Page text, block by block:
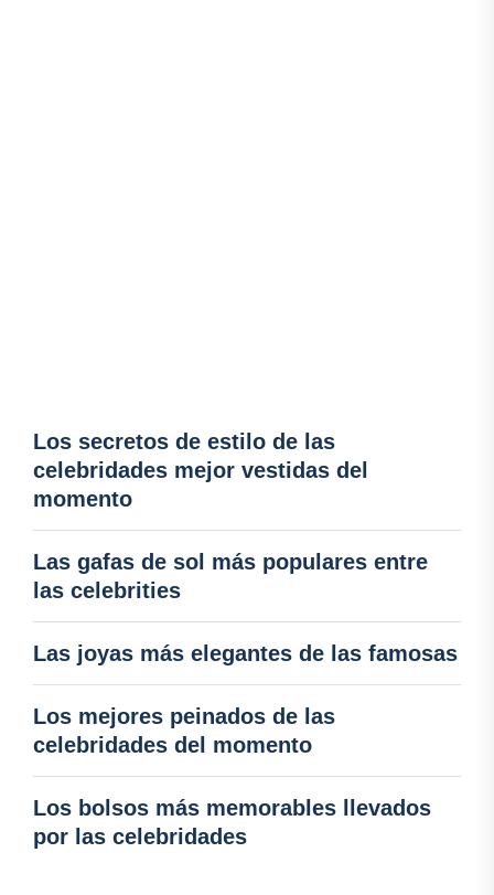
Los secretos de estilo de las
celebridades mejor vestidas del
momento
Las gafas de sol más populares entre
las celebrities
Las joyas más elegantes de las famosas
Los mejores peinados de las
celebridades del momento
Los bolsos más memorables llevados
por las celebridades